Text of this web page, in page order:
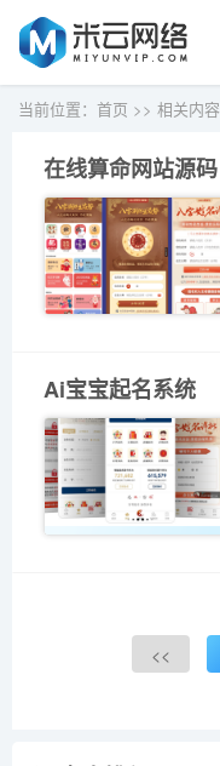
当前位置： 首页 >> 相关内容
在线算命网站源码
Ai宝宝起名系统
<<